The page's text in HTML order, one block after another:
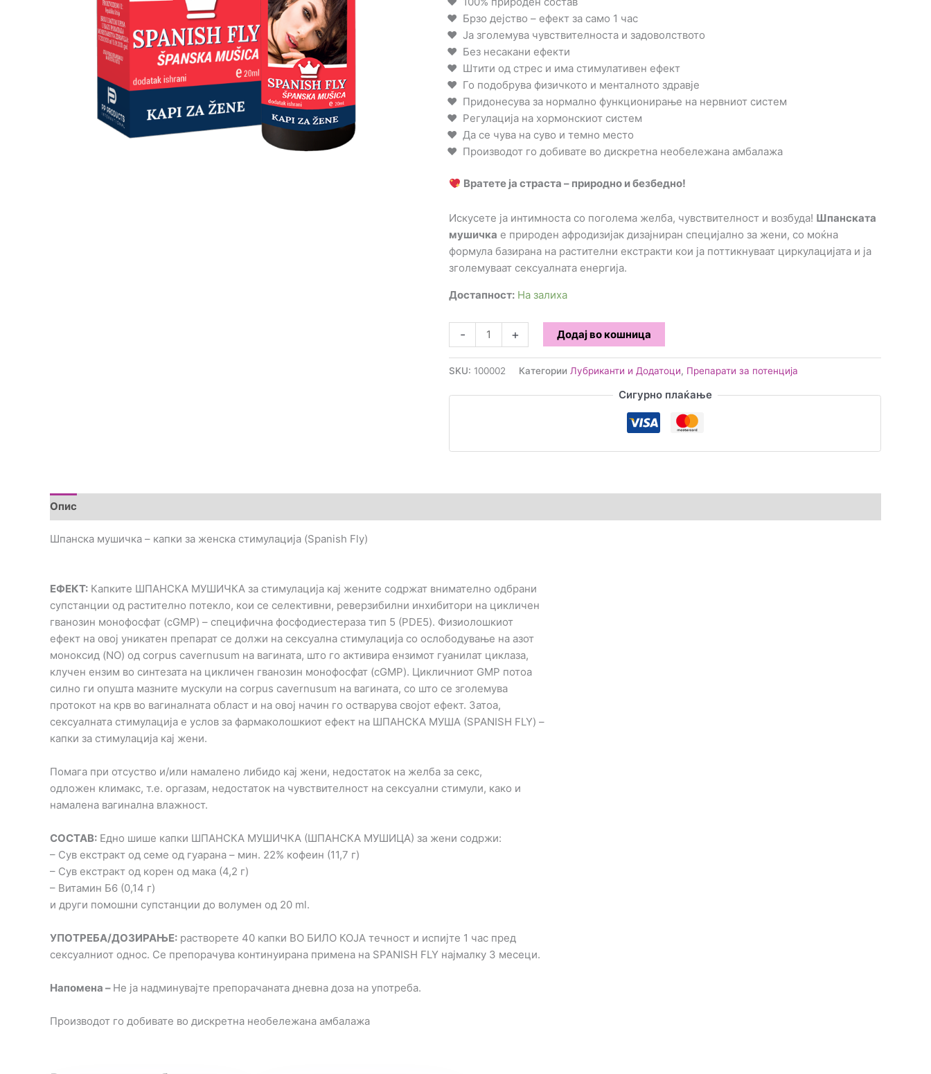
Брзо дејство – ефект за само 1 час
Ја зголемува чувствителноста и задоволството
Без несакани ефекти
Штити од стрес и има стимулативен ефект
Го подобрува физичкото и менталното здравје
Придонесува за нормално функционирање на нервниот систем
Регулација на хормонскиот систем
Да се чува на суво и темно место
Производот го добивате во дискретна необележана амбалажа
Вратете ја страста – природно и безбедно!
Искусете ја интимноста со поголема желба, чувствителност и возбуда! Шпанската
мушичка е природен афродизијак дизајниран специјално за жени, со моќна
формула базирана на растителни екстракти кои ја поттикнуваат циркулацијата и ја
зголемуваат сексуалната енергија.
Достапност: На залиха
-
Шпанска
мушичка
–
за
+ Додај во кошница
SKU: 100002 Категории Лубриканти и Додатоци, Препарати за потенција
Сигурно плаќање
Опис
Шпанска мушичка – капки за женска стимулација (Spanish Fly)
ЕФЕКТ: Капките ШПАНСКА МУШИЧКА за стимулација кај жените содржат внимателно одбрани
супстанции од растително потекло, кои се селективни, реверзибилни инхибитори на цикличен
гванозин монофосфат (cGMP) – специфична фосфодиестераза тип 5 (PDE5). Физиолошкиот
ефект на овој уникатен препарат се должи на сексуална стимулација со ослободување на азот
моноксид (NO) од corpus cavernusum на вагината, што го активира ензимот гуанилат циклаза,
клучен ензим во синтезата на цикличен гванозин монофосфат (cGMP). Цикличниот GMP потоа
силно ги опушта мазните мускули на corpus cavernusum на вагината, со што се зголемува
протокот на крв во вагиналната област и на овој начин го остварува својот ефект. Затоа,
сексуалната стимулација е услов за фармаколошкиот ефект на ШПАНСКА МУША (SPANISH FLY) –
капки за стимулација кај жени.
Помага при отсуство и/или намалено либидо кај жени, недостаток на желба за секс,
одложен климакс, т.е. оргазам, недостаток на чувствителност на сексуални стимули, како и
намалена вагинална влажност.
СОСТАВ: Едно шише капки ШПАНСКА МУШИЧКА (ШПАНСКА МУШИЦА) за жени содржи:
– Сув екстракт од семе од гуарана – мин. 22% кофеин (11,7 г)
– Сув екстракт од корен од мака (4,2 г)
– Витамин Б6 (0,14 г)
и други помошни супстанции до волумен од 20 ml.
УПОТРЕБА/ДОЗИРАЊЕ: растворете 40 капки ВО БИЛО КОЈА течност и испијте 1 час пред
сексуалниот однос. Се препорачува континуирана примена на SPANISH FLY најмалку 3 месеци.
Напомена – Не ја надминувајте препорачаната дневна доза на употреба.
Производот го добивате во дискретна необележана амбалажа